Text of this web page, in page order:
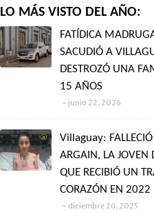
LO MÁS VISTO DEL AÑO:
FATÍDICA
SACUDIÓ A
DESTROZÓ UNA
15 AÑOS
junio 22, 2026
Villaguay:
ARGAIN, LA JOVEN
QUE RECIBIÓ UN
CORAZÓN EN 2022
diciembre 26, 2025